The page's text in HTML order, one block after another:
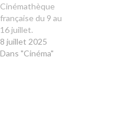
Cinémathèque
française du 9 au
16 juillet.
8 juillet 2025
Dans "Cinéma"